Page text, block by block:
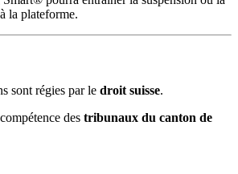
la plateforme.
sont régies par le droit suisse.
des tribunaux du canton de